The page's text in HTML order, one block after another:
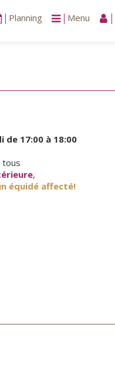
Planning Menu
de 17:00 à 18:00
tous
,
équidé affecté!